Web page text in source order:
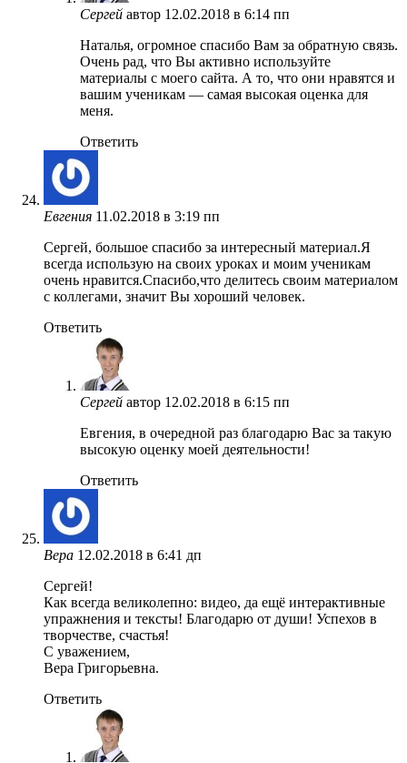
Сергей автор 12.02.2018 в 6:14 пп
Наталья, огромное спасибо Вам за обратную связь.
Очень рад, что Вы активно используйте
материалы с моего сайта. А то, что они нравятся и
вашим ученикам — самая высокая оценка для
меня.
Ответить
Евгения 11.02.2018 в 3:19 пп
Сергей, большое спасибо за интересный материал.Я
всегда использую на своих уроках и моим ученикам
очень нравится.Спасибо,что делитесь своим материалом
с коллегами, значит Вы хороший человек.
Ответить
Сергей автор 12.02.2018 в 6:15 пп
Евгения, в очередной раз благодарю Вас за такую
высокую оценку моей деятельности!
Ответить
Вера 12.02.2018 в 6:41 дп
Сергей!
Как всегда великолепно: видео, да ещё интерактивные
упражнения и тексты! Благодарю от души! Успехов в
творчестве, счастья!
С уважением,
Вера Григорьевна.
Ответить